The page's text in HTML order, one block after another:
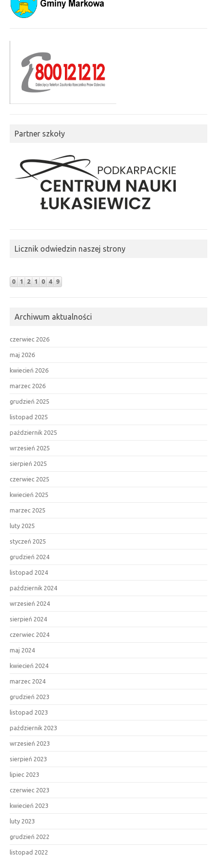
Partner szkoły
Licznik odwiedzin naszej strony
Archiwum aktualności
czerwiec 2026
maj 2026
kwiecień 2026
marzec 2026
grudzień 2025
listopad 2025
październik 2025
wrzesień 2025
sierpień 2025
czerwiec 2025
kwiecień 2025
marzec 2025
luty 2025
styczeń 2025
grudzień 2024
listopad 2024
październik 2024
wrzesień 2024
sierpień 2024
czerwiec 2024
maj 2024
kwiecień 2024
marzec 2024
grudzień 2023
listopad 2023
październik 2023
wrzesień 2023
sierpień 2023
lipiec 2023
czerwiec 2023
kwiecień 2023
luty 2023
grudzień 2022
listopad 2022